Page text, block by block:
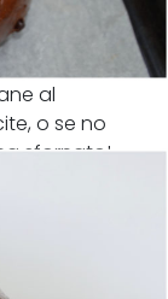
al
o se no
sfornato!